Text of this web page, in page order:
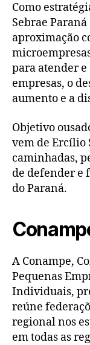
Como
Sebrae
aproximação
para atender
empresas, o
aumento e a
Objetivo
vem de Ercílio
caminhadas,
de defender e
do Paraná.
A Conampe,
Pequenas
Individuais,
reúne
regional nos
em todas as